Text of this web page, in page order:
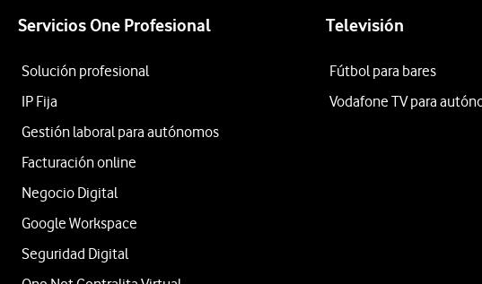
Servicios One Profesional
Solución profesional
IP Fija
Gestión laboral para autónomos
Facturación online
Negocio Digital
Google Workspace
Seguridad Digital
Televisión
Fútbol para bares
Vodafone TV para